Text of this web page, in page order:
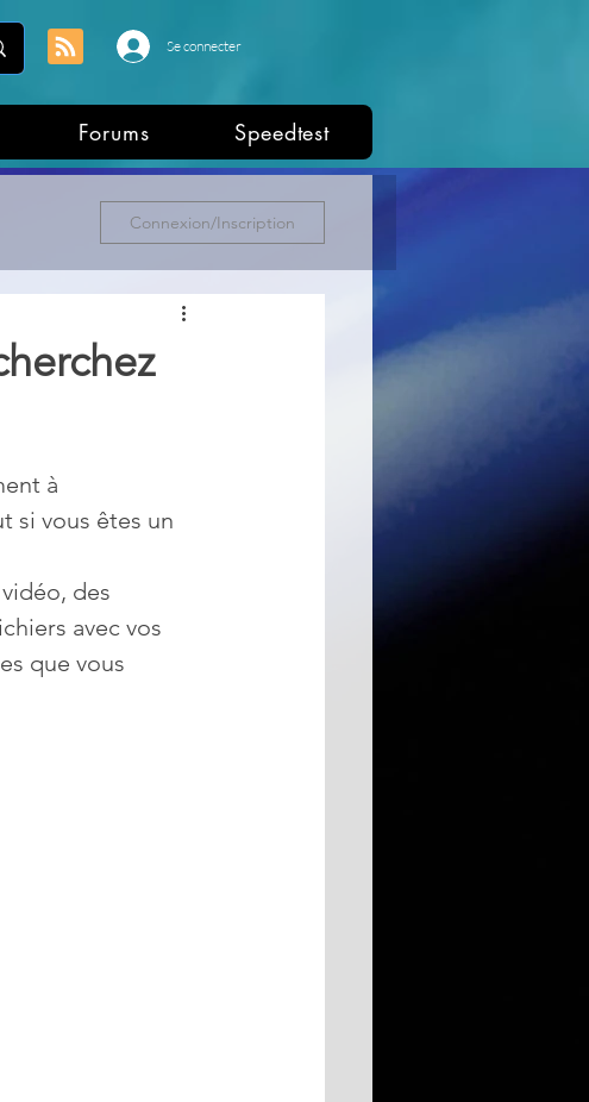
Se connecter
Forums Speedtest
News
Connexion/Inscription
à
si vous êtes un
des
avec vos
que vous